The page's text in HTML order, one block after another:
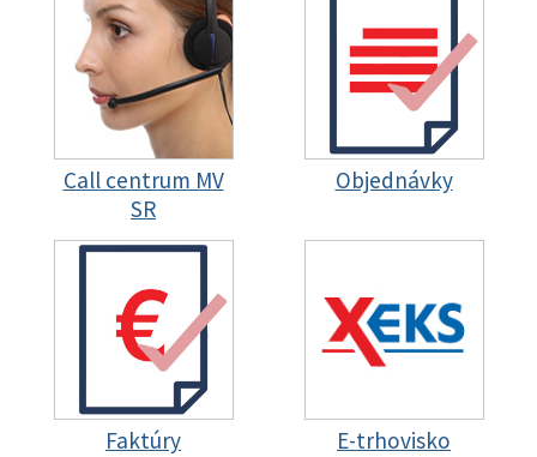
Call centrum MV
SR
Objednávky
Faktúry E-trhovisko